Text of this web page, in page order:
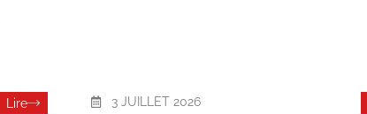
Lire 3 JUILLET 2026